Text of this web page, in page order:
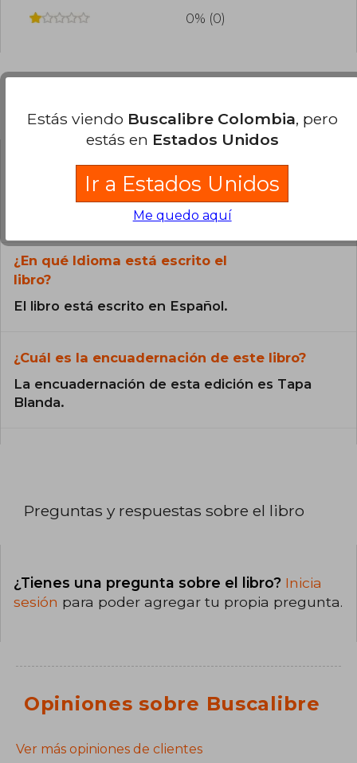
0% (0)
Preguntas frecuentes sobre el libro
Todos los libros de nuestro
catálogo son Originales.
¿En qué Idioma está escrito el
libro?
El libro está escrito en Español.
¿Cuál es la encuadernación de este libro?
La encuadernación de esta edición es Tapa
Blanda.
Preguntas y respuestas sobre el libro
¿Tienes una pregunta sobre el libro? Inicia
sesión para poder agregar tu propia pregunta.
Opiniones sobre Buscalibre
Ver más opiniones de clientes
Estás viendo Buscalibre Colombia, pero
estás en Estados Unidos
Ir a Estados Unidos
Me quedo aquí